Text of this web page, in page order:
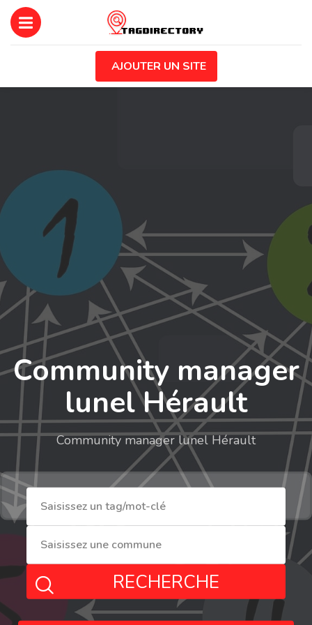
AJOUTER UN SITE
Community manager
lunel Hérault
Community manager lunel Hérault
RECHERCHE